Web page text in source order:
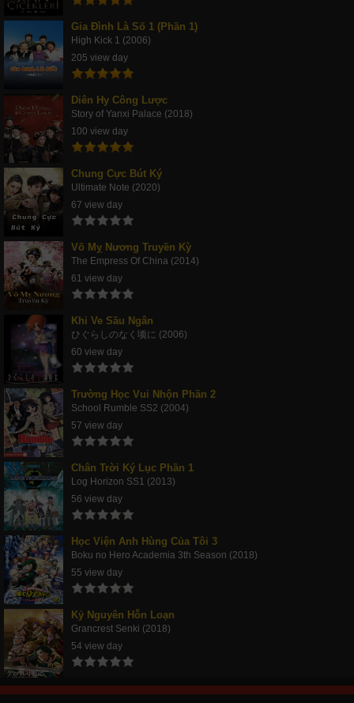
Gia Đình Là Số 1 (Phần 1)
High Kick 1 (2006)
205 view day
Diên Hy Công Lược
Story of Yanxi Palace (2018)
100 view day
Chung Cực Bút Ký
Ultimate Note (2020)
67 view day
Võ Mỵ Nương Truyền Kỳ
The Empress Of China (2014)
61 view day
Khi Ve Sầu Ngân
ひぐらしのなく顷に (2006)
60 view day
Trường Học Vui Nhộn Phần 2
School Rumble SS2 (2004)
57 view day
Chân Trời Ký Lục Phần 1
Log Horizon SS1 (2013)
56 view day
Học Viện Anh Hùng Của Tôi 3
Boku no Hero Academia 3th Season (2018)
55 view day
Kỷ Nguyên Hỗn Loạn
Grancrest Senki (2018)
54 view day